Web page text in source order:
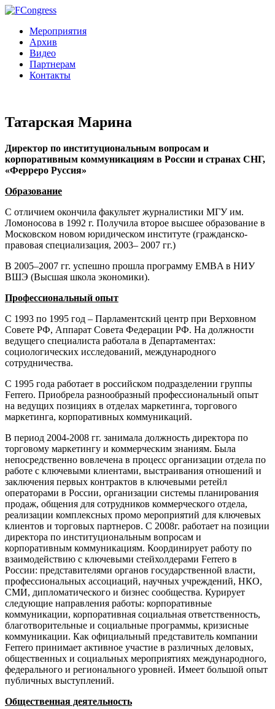
Мероприятия
Архив
Видео
Партнерам
Контакты
Татарская Марина
Директор по институциональным вопросам и
корпоративным коммуникациям в России и странах СНГ,
«Ферреро Руссия»
Образование
С отличием окончила факультет журналистики МГУ им.
Ломоносова в 1992 г. Получила второе высшее образование в
Московском новом юридическом институте (гражданско-
правовая специализация, 2003– 2007 гг.)
В 2005–2007 гг. успешно прошла программу EMBA в НИУ
ВШЭ (Высшая школа экономики).
Профессиональный опыт
С 1993 по 1995 год – Парламентский центр при Верховном
Совете РФ, Аппарат Совета Федерации РФ. На должности
ведущего специалиста работала в Департаментах:
социологических исследований, международного
сотрудничества.
С 1995 года работает в российском подразделении группы
Ferrero. Приобрела разнообразный профессиональный опыт
на ведущих позициях в отделах маркетинга, торгового
маркетинга, корпоративных коммуникаций.
В период 2004-2008 гг. занимала должность директора по
торговому маркетингу и коммерческим знаниям. Была
непосредственно вовлечена в процесс организации отдела по
работе с ключевыми клиентами, выстраивания отношений и
заключения первых контрактов в ключевыми ретейл
операторами в России, организации системы планирования
продаж, общения для сотрудников коммерческого отдела,
реализации комплексных промо мероприятий для ключевых
клиентов и торговых партнеров. С 2008г. работает на позиции
директора по институциональным вопросам и
корпоративным коммуникациям. Координирует работу по
взаимодействию с ключевыми стейхолдерами Ferrero в
России: представителями органов государственной власти,
профессиональных ассоциаций, научных учреждений, НКО,
СМИ, дипломатического и бизнес сообщества. Курирует
следующие направления работы: корпоративные
коммуникации, корпоративная социальная ответственность,
благотворительные и социальные программы, кризисные
коммуникации. Как официальный представитель компании
Ferrero принимает активное участие в различных деловых,
общественных и социальных мероприятиях международного,
федерального и регионального уровней. Имеет большой опыт
публичных выступлений.
Общественная деятельность